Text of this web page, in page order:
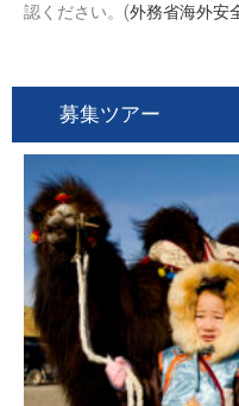
認ください。(外務省海外安
募集ツアー